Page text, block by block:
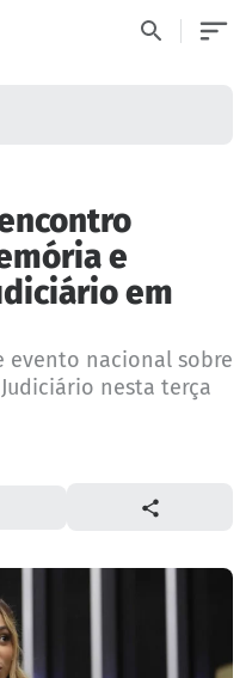
e
em
evento nacional sobre
nesta terça